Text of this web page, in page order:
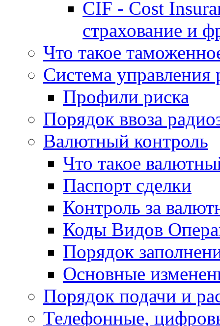
CIF - Cost
страхование и
Что такое
Система
Профили риска
Порядок ввоза
Валютный контроль
Что такое
Паспорт сделки
Контроль за
Коды Видов
Порядок
Основные
Порядок подачи и
Телефонные,